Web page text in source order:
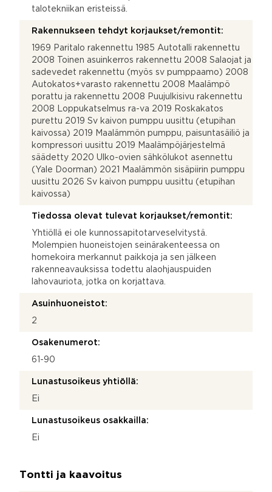
talotekniikan eristeissä.
Rakennukseen tehdyt korjaukset/remontit:
1969 Paritalo rakennettu 1985 Autotalli rakennettu
2008 Toinen asuinkerros rakennettu 2008 Salaojat ja
sadevedet rakennettu (myös sv pumppaamo) 2008
Autokatos+varasto rakennettu 2008 Maalämpö
porattu ja rakennettu 2008 Puujulkisivu rakennettu
2008 Loppukatselmus ra-va 2019 Roskakatos
purettu 2019 Sv kaivon pumppu uusittu (etupihan
kaivossa) 2019 Maalämmön pumppu, paisuntasäiliö ja
kompressori uusittu 2019 Maalämpöjärjestelmä
säädetty 2020 Ulko-ovien sähkölukot asennettu
(Yale Doorman) 2021 Maalämmön sisäpiirin pumppu
uusittu 2026 Sv kaivon pumppu uusittu (etupihan
kaivossa)
Tiedossa olevat tulevat korjaukset/remontit:
Yhtiöllä ei ole kunnossapitotarveselvitystä.
Molempien huoneistojen seinärakenteessa on
homekoira merkannut paikkoja ja sen jälkeen
rakenneavauksissa todettu alaohjauspuiden
lahovauriota, jotka on korjattava.
Asuinhuoneistot:
2
Osakenumerot:
61-90
Lunastusoikeus yhtiöllä:
Ei
Lunastusoikeus osakkailla:
Ei
Tontti ja kaavoitus